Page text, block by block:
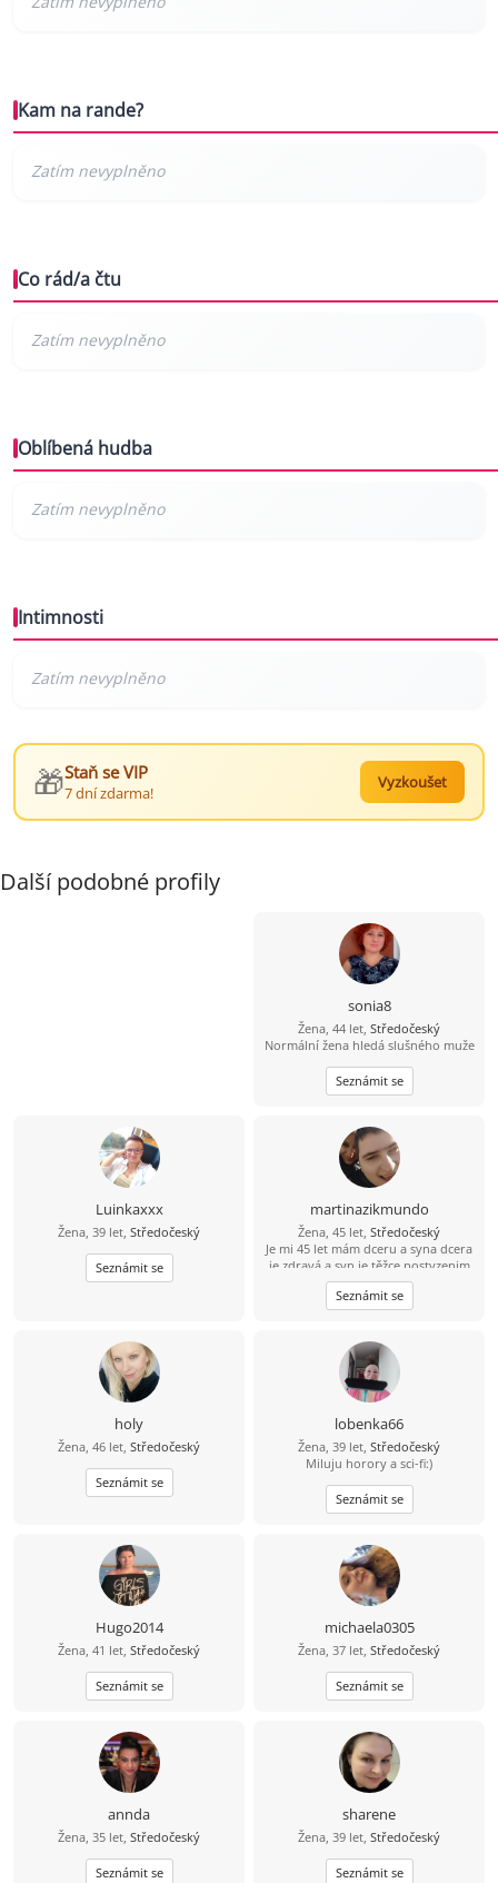
Kam na rande?
Co rád/a čtu
Oblíbená hudba
Intimnosti
🎁Staň se VIP
7 dní zdarma!
Vyzkoušet
Další podobné profily
sonia8
Žena, 44 let, Středočeský
Normální žena hledá slušného muže
Seznámit se
Luinkaxxx
Žena, 39 let, Středočeský
Seznámit se
martinazikmundo
Žena, 45 let, Středočeský
Je mi 45 let mám dceru a syna dcera
je zdravá a syn je těžce postyzenim
starám se o něj 24 hodin denně jinak
mám ráda výlety procházky kino
dojdu s někým na kafe ????
Seznámit se
holy
Žena, 46 let, Středočeský
Seznámit se
lobenka66
Žena, 39 let, Středočeský
Miluju horory a sci-fi:)
Seznámit se
Hugo2014
Žena, 41 let, Středočeský
Seznámit se
michaela0305
Žena, 37 let, Středočeský
Seznámit se
annda
Žena, 35 let, Středočeský
Seznámit se
sharene
Žena, 39 let, Středočeský
Seznámit se